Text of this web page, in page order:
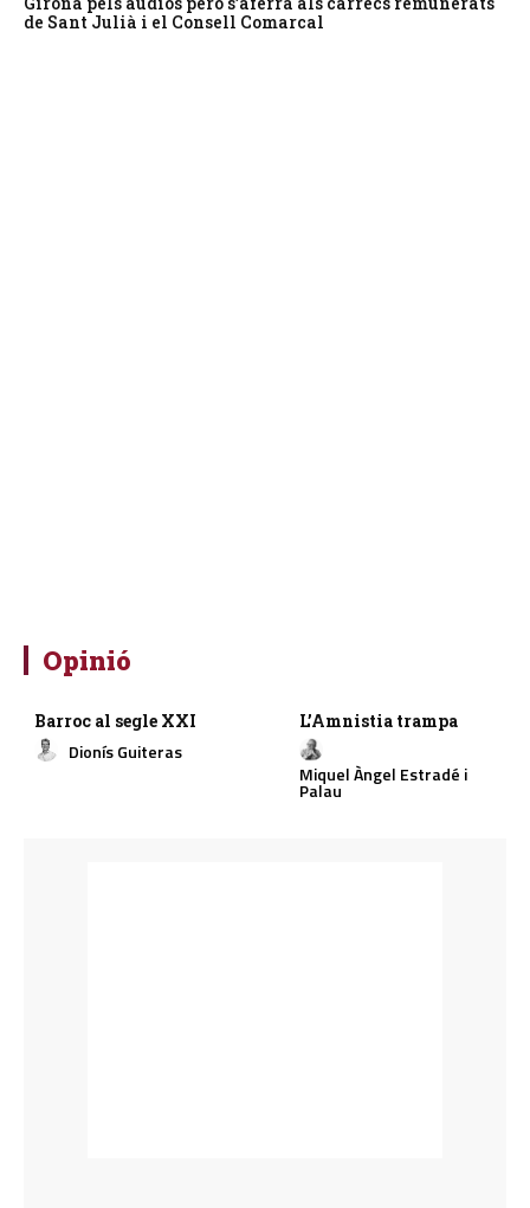
de Sant Julià i el Consell Comarcal
Opinió
Barroc al segle XXI
Dionís Guiteras
L’Amnistia trampa
Miquel Àngel Estradé i
Palau